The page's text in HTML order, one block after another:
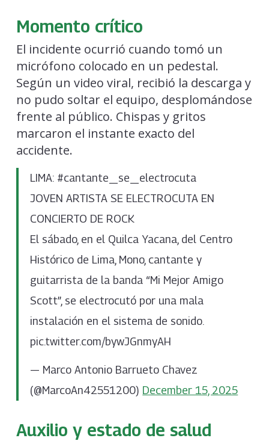
Momento crítico
El incidente ocurrió cuando tomó un
micrófono colocado en un pedestal.
Según un video viral, recibió la descarga y
no pudo soltar el equipo, desplomándose
frente al público. Chispas y gritos
marcaron el instante exacto del
accidente.
LIMA: #cantante_se_electrocuta
JOVEN ARTISTA SE ELECTROCUTA EN
CONCIERTO DE ROCK
El sábado, en el Quilca Yacana, del Centro
Histórico de Lima, Mono, cantante y
guitarrista de la banda “Mi Mejor Amigo
Scott”, se electrocutó por una mala
instalación en el sistema de sonido.
pic.twitter.com/bywJGnmyAH
— Marco Antonio Barrueto Chavez
(@MarcoAn42551200) December 15, 2025
Auxilio y estado de salud